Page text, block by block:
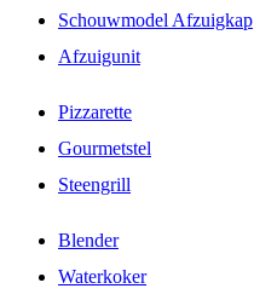
Schouwmodel Afzuigkap
Afzuigunit
Pizzarette
Gourmetstel
Steengrill
Blender
Waterkoker